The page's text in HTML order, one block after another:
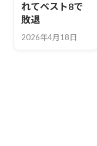
れてベスト8で
敗退
2026年4月18日